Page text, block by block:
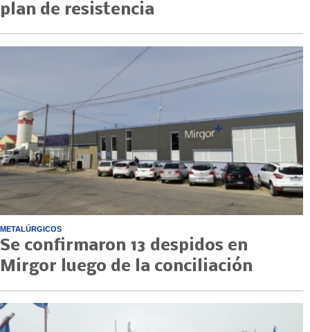
plan de resistencia
METALÚRGICOS
Se confirmaron 13 despidos en
Mirgor luego de la conciliación